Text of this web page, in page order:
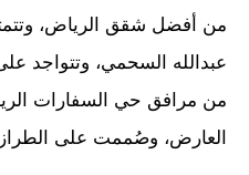
من أفضل شقق الرياض،
العارض، وصُممت على